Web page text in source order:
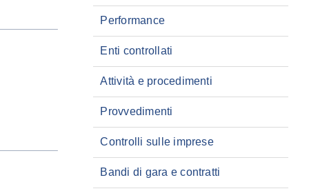
Performance
Enti controllati
Attività e procedimenti
Provvedimenti
Controlli sulle imprese
Bandi di gara e contratti